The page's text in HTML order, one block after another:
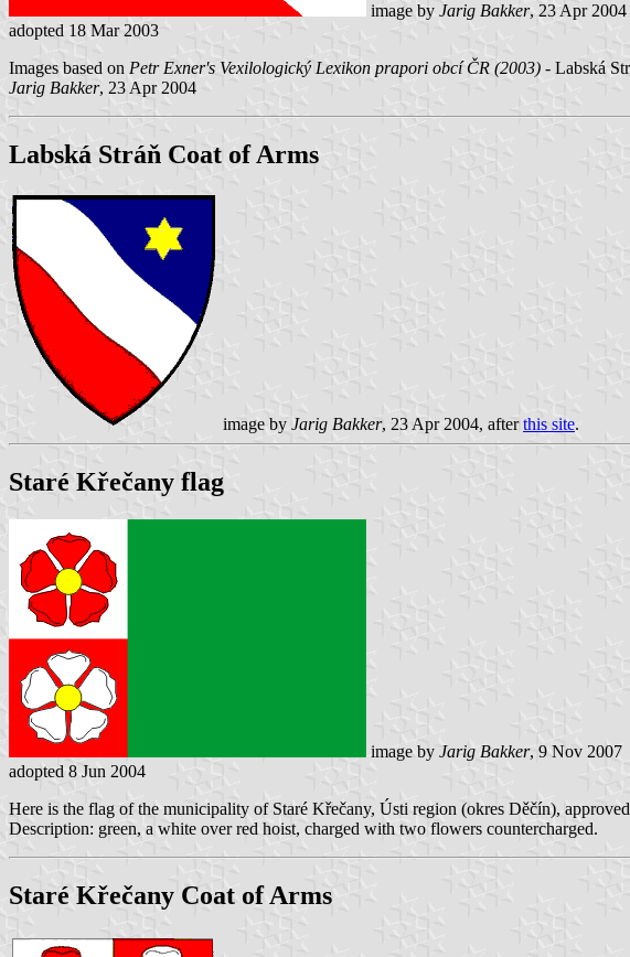
image by Jarig Bakker, 23 Apr 2004
adopted 18 Mar 2003
Images based on Petr Exner's Vexilologický Lexikon prapori obcí ČR (2003) - Labská
Jarig Bakker, 23 Apr 2004
Labská Stráň Coat of Arms
image by Jarig Bakker, 23 Apr 2004, afterthis site.
Staré Křečany flag
image by Jarig Bakker, 9 Nov 2007
adopted 8 Jun 2004
Here is the flag of the municipality of Staré Křečany, Ústi region (okres Děčín),
Description: green, a white over red hoist, charged with two flowers countercharged.
Staré Křečany Coat of Arms